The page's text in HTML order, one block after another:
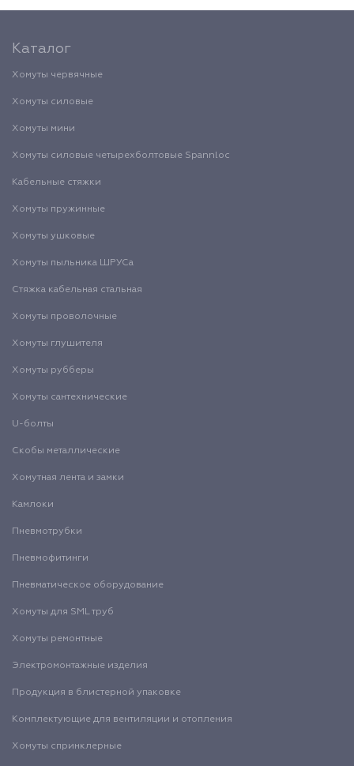
Каталог
Хомуты червячные
Хомуты силовые
Хомуты мини
Хомуты силовые четырехболтовые Spannloc
Кабельные стяжки
Хомуты пружинные
Хомуты ушковые
Хомуты пыльника ШРУСа
Стяжка кабельная стальная
Хомуты проволочные
Хомуты глушителя
Хомуты рубберы
Хомуты сантехнические
U-болты
Скобы металлические
Хомутная лента и замки
Камлоки
Пневмотрубки
Пневмофитинги
Пневматическое оборудование
Хомуты для SML труб
Хомуты ремонтные
Электромонтажные изделия
Продукция в блистерной упаковке
Комплектующие для вентиляции и отопления
Хомуты спринклерные